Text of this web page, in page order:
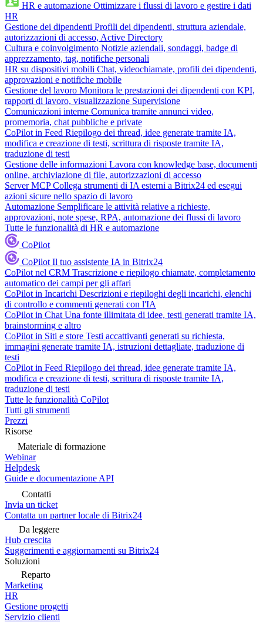
HR e automazione Ottimizzare i flussi di lavoro e gestire i dati
HR
Gestione dei dipendenti Profili dei dipendenti, struttura aziendale,
autorizzazioni di accesso, Active Directory
Cultura e coinvolgimento Notizie aziendali, sondaggi, badge di
apprezzamento, tag, notifiche personali
HR su dispositivi mobili Chat, videochiamate, profili dei dipendenti,
approvazioni e notifiche mobile
Gestione del lavoro Monitora le prestazioni dei dipendenti con KPI,
rapporti di lavoro, visualizzazione Supervisione
Comunicazioni interne Comunica tramite annunci video,
promemoria, chat pubbliche e private
CoPilot in Feed Riepilogo dei thread, idee generate tramite IA,
modifica e creazione di testi, scrittura di risposte tramite IA,
traduzione di testi
Gestione delle informazioni Lavora con knowledge base, documenti
online, archiviazione di file, autorizzazioni di accesso
Server MCP Collega strumenti di IA esterni a Bitrix24 ed esegui
azioni sicure nello spazio di lavoro
Automazione Semplificare le attività relative a richieste,
approvazioni, note spese, RPA, automazione dei flussi di lavoro
Tutte le funzionalità di HR e automazione
CoPilot
CoPilot Il tuo assistente IA in Bitrix24
CoPilot nel CRM Trascrizione e riepilogo chiamate, completamento
automatico dei campi per gli affari
CoPilot in Incarichi Descrizioni e riepiloghi degli incarichi, elenchi
di controllo e commenti generati con l'IA
CoPilot in Chat Una fonte illimitata di idee, testi generati tramite IA,
brainstorming e altro
CoPilot in Siti e store Testi accattivanti generati su richiesta,
immagini generate tramite IA, istruzioni dettagliate, traduzione di
testi
CoPilot in Feed Riepilogo dei thread, idee generate tramite IA,
modifica e creazione di testi, scrittura di risposte tramite IA,
traduzione di testi
Tutte le funzionalità CoPilot
Tutti gli strumenti
Prezzi
Risorse
Materiale di formazione
Webinar
Helpdesk
Guide e documentazione API
Contatti
Invia un ticket
Contatta un partner locale di Bitrix24
Da leggere
Hub crescita
Suggerimenti e aggiornamenti su Bitrix24
Soluzioni
Reparto
Marketing
HR
Gestione progetti
Servizio clienti